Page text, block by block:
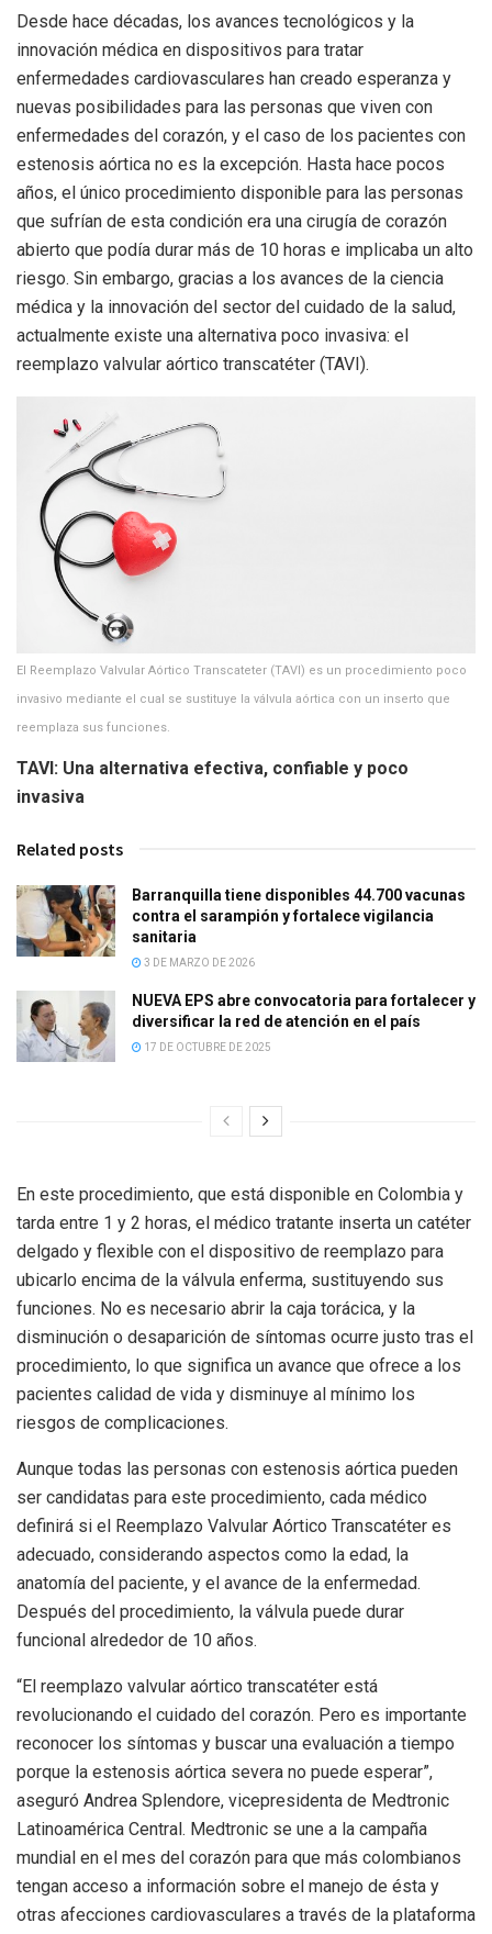
Desde hace décadas, los avances tecnológicos y la
innovación médica en dispositivos para tratar
enfermedades cardiovasculares han creado esperanza y
nuevas posibilidades para las personas que viven con
enfermedades del corazón, y el caso de los pacientes con
estenosis aórtica no es la excepción. Hasta hace pocos
años, el único procedimiento disponible para las personas
que sufrían de esta condición era una cirugía de corazón
abierto que podía durar más de 10 horas e implicaba un alto
riesgo. Sin embargo, gracias a los avances de la ciencia
médica y la innovación del sector del cuidado de la salud,
actualmente existe una alternativa poco invasiva: el
reemplazo valvular aórtico transcatéter (TAVI).
El Reemplazo Valvular Aórtico Transcateter (TAVI) es un procedimiento poco
invasivo mediante el cual se sustituye la válvula aórtica con un inserto que
reemplaza sus funciones.
TAVI: Una alternativa efectiva, confiable y poco
invasiva
Related posts
Barranquilla tiene disponibles 44.700 vacunas
contra el sarampión y fortalece vigilancia
sanitaria
3 DE MARZO DE 2026
NUEVA EPS abre convocatoria para fortalecer y
diversificar la red de atención en el país
17 DE OCTUBRE DE 2025
En este procedimiento, que está disponible en Colombia y
tarda entre 1 y 2 horas, el médico tratante inserta un catéter
delgado y flexible con el dispositivo de reemplazo para
ubicarlo encima de la válvula enferma, sustituyendo sus
funciones. No es necesario abrir la caja torácica, y la
disminución o desaparición de síntomas ocurre justo tras el
procedimiento, lo que significa un avance que ofrece a los
pacientes calidad de vida y disminuye al mínimo los
riesgos de complicaciones.
Aunque todas las personas con estenosis aórtica pueden
ser candidatas para este procedimiento, cada médico
definirá si el Reemplazo Valvular Aórtico Transcatéter es
adecuado, considerando aspectos como la edad, la
anatomía del paciente, y el avance de la enfermedad.
Después del procedimiento, la válvula puede durar
funcional alrededor de 10 años.
“El reemplazo valvular aórtico transcatéter está
revolucionando el cuidado del corazón. Pero es importante
reconocer los síntomas y buscar una evaluación a tiempo
porque la estenosis aórtica severa no puede esperar”,
aseguró Andrea Splendore, vicepresidenta de Medtronic
Latinoamérica Central. Medtronic se une a la campaña
mundial en el mes del corazón para que más colombianos
tengan acceso a información sobre el manejo de ésta y
otras afecciones cardiovasculares a través de la plataforma